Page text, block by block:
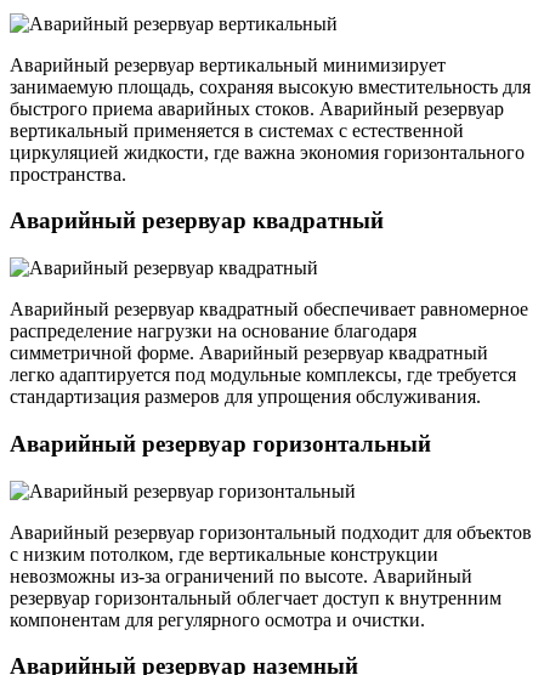
Аварийный резервуар вертикальный минимизирует
занимаемую площадь, сохраняя высокую вместительность для
быстрого приема аварийных стоков. Аварийный резервуар
вертикальный применяется в системах с естественной
циркуляцией жидкости, где важна экономия горизонтального
пространства.
Аварийный резервуар квадратный
Аварийный резервуар квадратный обеспечивает равномерное
распределение нагрузки на основание благодаря
симметричной форме. Аварийный резервуар квадратный
легко адаптируется под модульные комплексы, где требуется
стандартизация размеров для упрощения обслуживания.
Аварийный резервуар горизонтальный
Аварийный резервуар горизонтальный подходит для объектов
с низким потолком, где вертикальные конструкции
невозможны из-за ограничений по высоте. Аварийный
резервуар горизонтальный облегчает доступ к внутренним
компонентам для регулярного осмотра и очистки.
Аварийный резервуар наземный